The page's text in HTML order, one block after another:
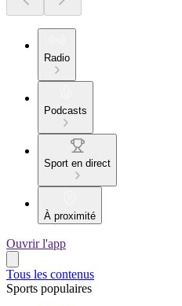
Radio
Podcasts
Sport en direct
À proximité
Ouvrir l'app
Tous les contenus
Sports populaires